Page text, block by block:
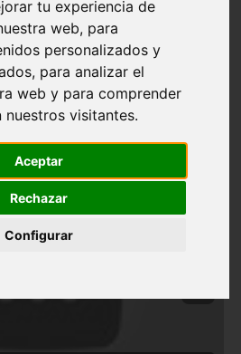
tu experiencia de
web, para
personalizados y
para analizar el
web y para comprender
nuestros visitantes.
Aceptar
Rechazar
Configurar
Sabias que
noticias impactantes y mucho mas